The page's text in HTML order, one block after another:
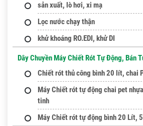
sản xuất, lò hơi, xi mạ
Lọc nước chạy thận
khử khoáng RO.EDI, khử DI
Dây Chuyền Máy Chiết Rót Tự Động, Bán
Chiết rót thủ công bình 20 lít, chai
Máy Chiết rót tự động chai pet
tinh
Máy Chiết rót tự động bình 20 Lít,